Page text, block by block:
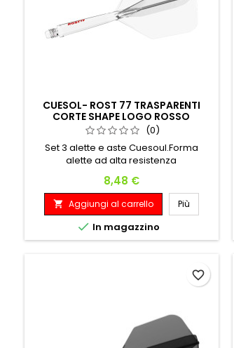
CUESOL- ROST 77 TRASPARENTI
CORTE SHAPE LOGO ROSSO
(0)
Set 3 alette e aste Cuesoul.Forma
alette ad alta resistenza
Prezzo
8,48 €
 Aggiungi al carrello Più
 In magazzino
favorite_border